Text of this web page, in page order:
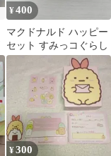
¥400
マクドナルド ハッピー
セット すみっコぐらし
¥300